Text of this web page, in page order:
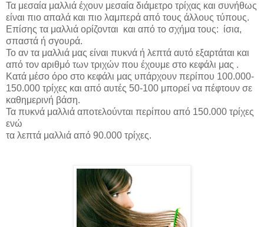
Τα μεσαία μαλλιά έχουν μεσαία διάμετρο τρίχας και συνήθως
είναι πιο απαλά και πιο λαμπερά από τους άλλους τύπους.
Επίσης τα μαλλιά ορίζονται και από το σχήμα τους: ίσια,
σπαστά ή σγουρά.
Το αν τα μαλλιά μας είναι πυκνά ή λεπτά αυτό εξαρτάται και
από τον αριθμό των τριχών που έχουμε στο κεφάλι μας .
Κατά μέσο όρο στο κεφάλι μας υπάρχουν περίπου 100.000-
150.000 τρίχες και από αυτές 50-100 μπορεί να πέφτουν σε
καθημερινή βάση.
Τα πυκνά μαλλιά αποτελούνται περίπου από 150.000 τρίχες
ενώ
τα λεπτά μαλλιά από 90.000 τρίχες.